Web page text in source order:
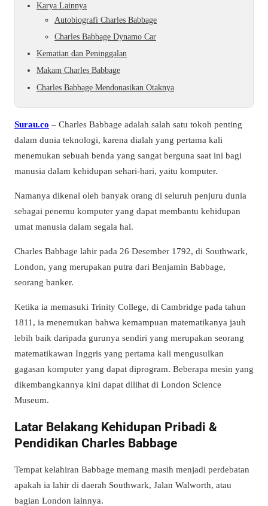
Karya Lainnya
Autobiografi Charles Babbage
Charles Babbage Dynamo Car
Kematian dan Peninggalan
Makam Charles Babbage
Charles Babbage Mendonasikan Otaknya
Surau.co – Charles Babbage adalah salah satu tokoh penting
dalam dunia teknologi, karena dialah yang pertama kali
menemukan sebuah benda yang sangat berguna saat ini bagi
manusia dalam kehidupan sehari-hari, yaitu komputer.
Namanya dikenal oleh banyak orang di seluruh penjuru dunia
sebagai penemu komputer yang dapat membantu kehidupan
umat manusia dalam segala hal.
Charles Babbage lahir pada 26 Desember 1792, di Southwark,
London, yang merupakan putra dari Benjamin Babbage,
seorang banker.
Ketika ia memasuki Trinity College, di Cambridge pada tahun
1811, ia menemukan bahwa kemampuan matematikanya jauh
lebih baik daripada gurunya sendiri yang merupakan seorang
matematikawan Inggris yang pertama kali mengusulkan
gagasan komputer yang dapat diprogram. Beberapa mesin yang
dikembangkannya kini dapat dilihat di London Science
Museum.
Latar Belakang Kehidupan Pribadi &
Pendidikan Charles Babbage
Tempat kelahiran Babbage memang masih menjadi perdebatan
apakah ia lahir di daerah Southwark, Jalan Walworth, atau
bagian London lainnya.